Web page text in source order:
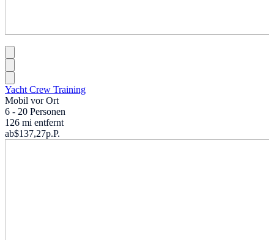
Yacht Crew Training
Mobil vor Ort
6 - 20 Personen
126 mi entfernt
ab$137,27p.P.